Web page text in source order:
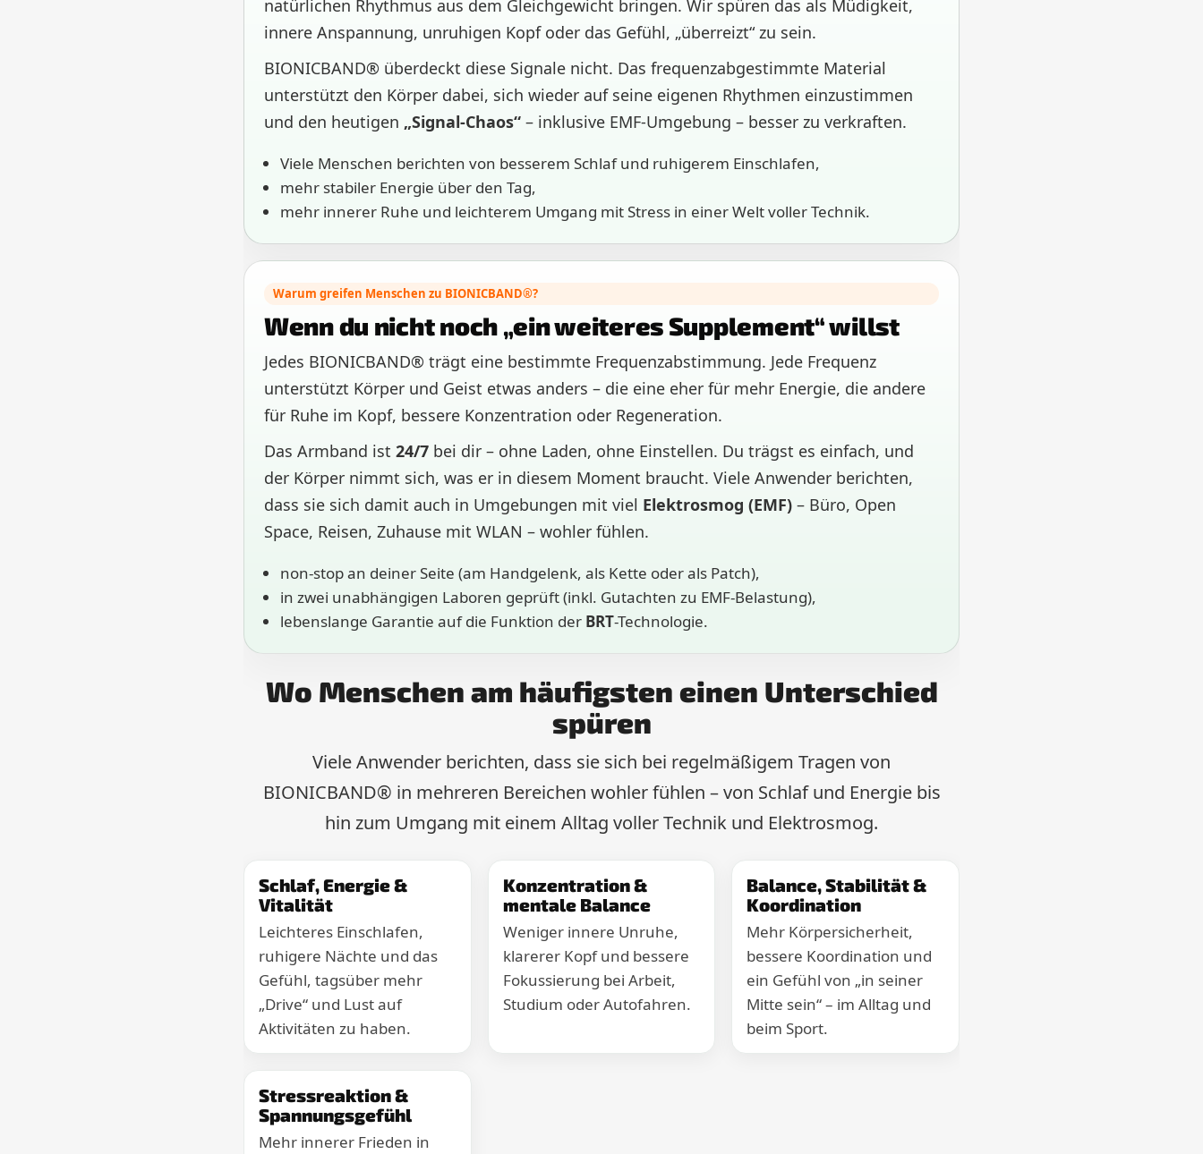
natürlichen Rhythmus aus dem Gleichgewicht bringen. Wir spüren das als Müdigkeit,
innere Anspannung, unruhigen Kopf oder das Gefühl, „überreizt“ zu sein.
BIONICBAND® überdeckt diese Signale nicht. Das frequenzabgestimmte Material
unterstützt den Körper dabei, sich wieder auf seine eigenen Rhythmen einzustimmen
und den heutigen „Signal-Chaos“ – inklusive EMF-Umgebung – besser zu verkraften.
Viele Menschen berichten von besserem Schlaf und ruhigerem Einschlafen,
mehr stabiler Energie über den Tag,
mehr innerer Ruhe und leichterem Umgang mit Stress in einer Welt voller Technik.
Warum greifen Menschen zu BIONICBAND®?
Wenn du nicht noch „ein weiteres Supplement“ willst
Jedes BIONICBAND® trägt eine bestimmte Frequenzabstimmung. Jede Frequenz
unterstützt Körper und Geist etwas anders – die eine eher für mehr Energie, die andere
für Ruhe im Kopf, bessere Konzentration oder Regeneration.
Das Armband ist 24/7 bei dir – ohne Laden, ohne Einstellen. Du trägst es einfach, und
der Körper nimmt sich, was er in diesem Moment braucht. Viele Anwender berichten,
dass sie sich damit auch in Umgebungen mit viel Elektrosmog (EMF) – Büro, Open
Space, Reisen, Zuhause mit WLAN – wohler fühlen.
non-stop an deiner Seite (am Handgelenk, als Kette oder als Patch),
in zwei unabhängigen Laboren geprüft (inkl. Gutachten zu EMF-Belastung),
lebenslange Garantie auf die Funktion der BRT-Technologie.
Wo Menschen am häufigsten einen Unterschied
spüren
Viele Anwender berichten, dass sie sich bei regelmäßigem Tragen von
BIONICBAND® in mehreren Bereichen wohler fühlen – von Schlaf und Energie bis
hin zum Umgang mit einem Alltag voller Technik und Elektrosmog.
Schlaf, Energie &
Vitalität
Leichteres Einschlafen,
ruhigere Nächte und das
Gefühl, tagsüber mehr
„Drive“ und Lust auf
Aktivitäten zu haben.
Konzentration &
mentale Balance
Weniger innere Unruhe,
klarerer Kopf und bessere
Fokussierung bei Arbeit,
Studium oder Autofahren.
Balance, Stabilität &
Koordination
Mehr Körpersicherheit,
bessere Koordination und
ein Gefühl von „in seiner
Mitte sein“ – im Alltag und
beim Sport.
Stressreaktion &
Spannungsgefühl
Mehr innerer Frieden in